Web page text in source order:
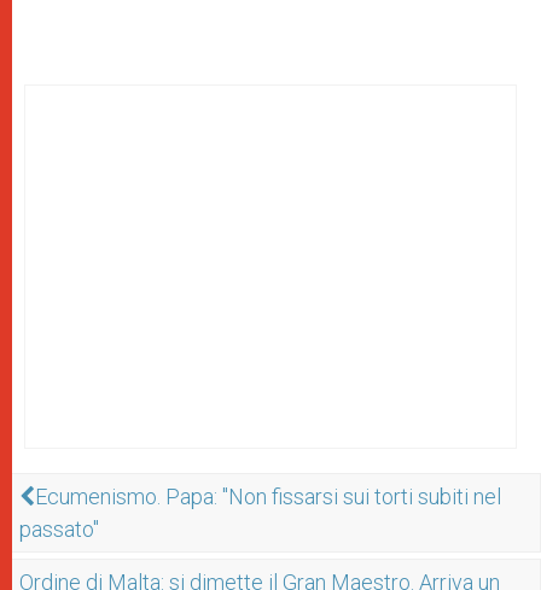
Ecumenismo. Papa: "Non fissarsi sui torti subiti nel
passato"
Ordine di Malta: si dimette il Gran Maestro. Arriva un